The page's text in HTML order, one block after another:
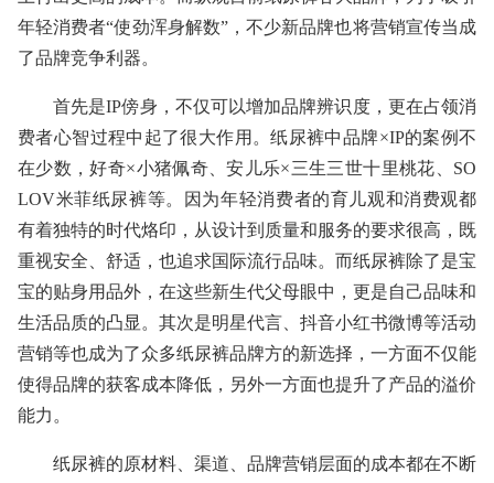
年轻消费者“使劲浑身解数”，不少新品牌也将营销宣传当成
了品牌竞争利器。
首先是IP傍身，不仅可以增加品牌辨识度，更在占领消
费者心智过程中起了很大作用。纸尿裤中品牌×IP的案例不
在少数，好奇×小猪佩奇、安儿乐×三生三世十里桃花、SO
LOV米菲纸尿裤等。因为年轻消费者的育儿观和消费观都
有着独特的时代烙印，从设计到质量和服务的要求很高，既
重视安全、舒适，也追求国际流行品味。而纸尿裤除了是宝
宝的贴身用品外，在这些新生代父母眼中，更是自己品味和
生活品质的凸显。其次是明星代言、抖音小红书微博等活动
营销等也成为了众多纸尿裤品牌方的新选择，一方面不仅能
使得品牌的获客成本降低，另外一方面也提升了产品的溢价
能力。
纸尿裤的原材料、渠道、品牌营销层面的成本都在不断